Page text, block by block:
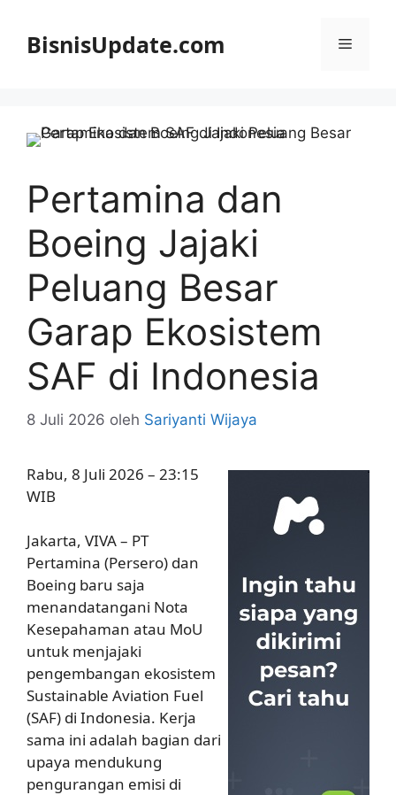
BisnisUpdate.com Menu
Pertamina dan
Boeing Jajaki
Peluang Besar
Garap Ekosistem
SAF di Indonesia
8 Juli 2026 oleh Sariyanti Wijaya
Rabu, 8 Juli 2026 – 23:15
WIB
Jakarta, VIVA – PT
Pertamina (Persero) dan
Boeing baru saja
menandatangani Nota
Kesepahaman atau MoU
untuk menjajaki
pengembangan ekosistem
Sustainable Aviation Fuel
(SAF) di Indonesia. Kerja
sama ini adalah bagian dari
upaya mendukung
pengurangan emisi di